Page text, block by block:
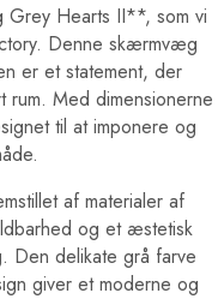
Hearts II**, som vi
Denne skærmvæg
er et statement, der
Med dimensionerne
til at imponere og
af materialer af
og et æstetisk
Den delikate grå farve
giver et moderne og